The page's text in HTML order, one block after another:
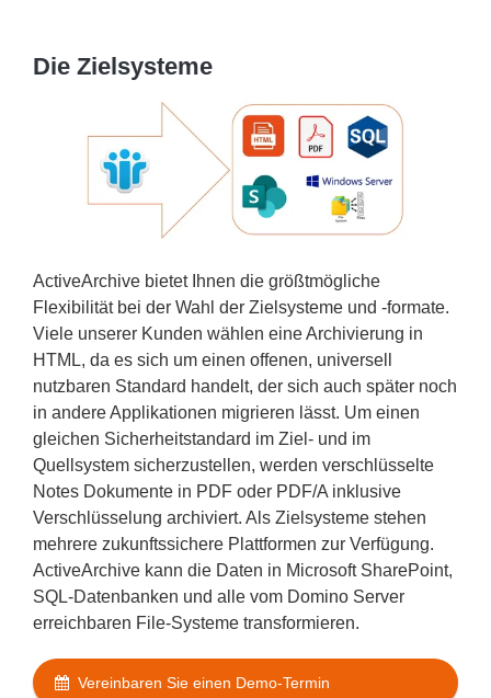
Die Zielsysteme
ActiveArchive bietet Ihnen die größtmögliche
Flexibilität bei der Wahl der Zielsysteme und -formate.
Viele unserer Kunden wählen eine Archivierung in
HTML, da es sich um einen offenen, universell
nutzbaren Standard handelt, der sich auch später noch
in andere Applikationen migrieren lässt. Um einen
gleichen Sicherheitstandard im Ziel- und im
Quellsystem sicherzustellen, werden verschlüsselte
Notes Dokumente in PDF oder PDF/A inklusive
Verschlüsselung archiviert. Als Zielsysteme stehen
mehrere zukunftssichere Plattformen zur Verfügung.
ActiveArchive kann die Daten in Microsoft SharePoint,
SQL-Datenbanken und alle vom Domino Server
erreichbaren File-Systeme transformieren.
Vereinbaren Sie einen Demo-Termin